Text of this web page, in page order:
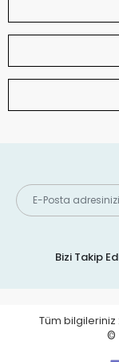
Bizi Takip
Tüm bilgileriniz
©